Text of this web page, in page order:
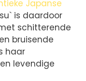
Japanse
is daardoor
schitterende
bruisende
haar
levendige